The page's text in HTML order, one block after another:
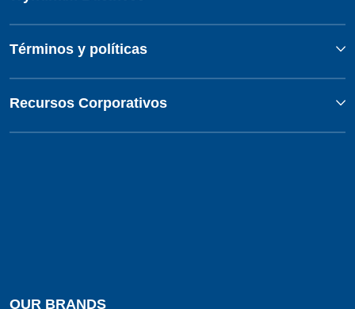
Términos y políticas
Recursos Corporativos
OUR BRANDS